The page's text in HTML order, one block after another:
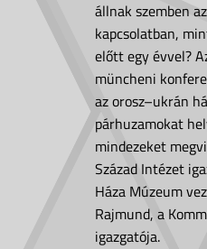
állnak szemben
kapcsolatban,
előtt egy évvel?
müncheni
az orosz–ukrán
párhuzamokat
mindezeket
Század Intézet
Háza Múzeum
Rajmund, a
igazgatója.